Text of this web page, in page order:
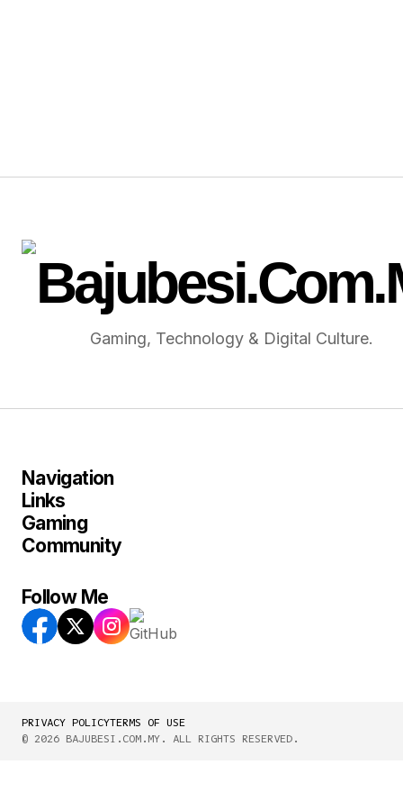
Gaming, Technology & Digital Culture.
Navigation
Links
Gaming
Community
Follow Me
PRIVACY POLICYTERMS OF USE
© 2026 BAJUBESI.COM.MY. ALL RIGHTS RESERVED.